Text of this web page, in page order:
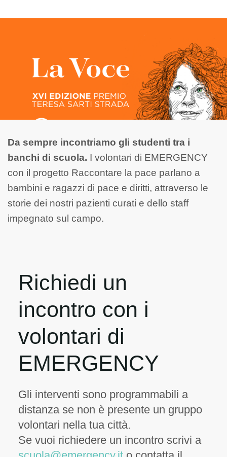
Da sempre incontriamo gli studenti tra i
banchi di scuola. I volontari di EMERGENCY
con il progetto Raccontare la pace parlano a
bambini e ragazzi di pace e diritti, attraverso le
storie dei nostri pazienti curati e dello staff
impegnato sul campo.
Richiedi un
incontro con i
volontari di
EMERGENCY
Gli interventi sono programmabili a
distanza se non è presente un gruppo
volontari nella tua città.
Se vuoi richiedere un incontro scrivi a